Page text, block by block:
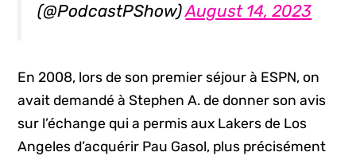
(@PodcastPShow)August 14, 2023
En 2008, lors de son premier séjour à ESPN, on
avait demandé à Stephen A. de donner son avis
sur l’échange qui a permis aux Lakers de Los
Angeles d’acquérir Pau Gasol, plus précisément